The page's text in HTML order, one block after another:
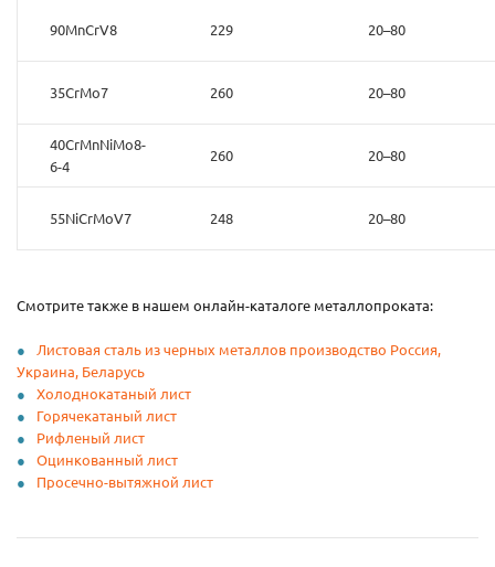
90MnCrV8 229 20–80
35CrMo7 260 20–80
40CrMnNiMo8-
6-4
260 20–80
55NiCrMoV7 248 20–80
Смотрите также в нашем онлайн-каталоге металлопроката:
Листовая сталь из черных металлов производство Россия,
Украина, Беларусь
Холоднокатаный лист
Горячекатаный лист
Рифленый лист
Оцинкованный лист
Просечно-вытяжной лист